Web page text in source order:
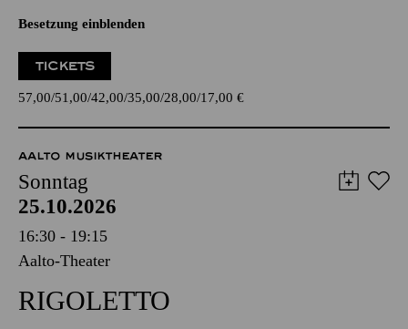
Besetzung einblenden
TICKETS
57,00 51,00 42,00 35,00 28,00 17,00 €
AALTO MUSIKTHEATER
Sonntag
25.10.2026
16:30 - 19:15
Aalto-Theater
RIGO­LETTO